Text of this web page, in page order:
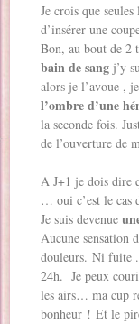
Je crois que seules
d’insérer une
Bon, au bout de 2
bain de sang j’y
alors je l’avoue ,
l’ombre d’une
la seconde fois.
de l’ouverture de
A J+1 je dois dire
… oui c’est le
Je suis devenue
Aucune sensation
douleurs. Ni fuite
24h. Je peux
les airs… ma cup
bonheur ! Et le